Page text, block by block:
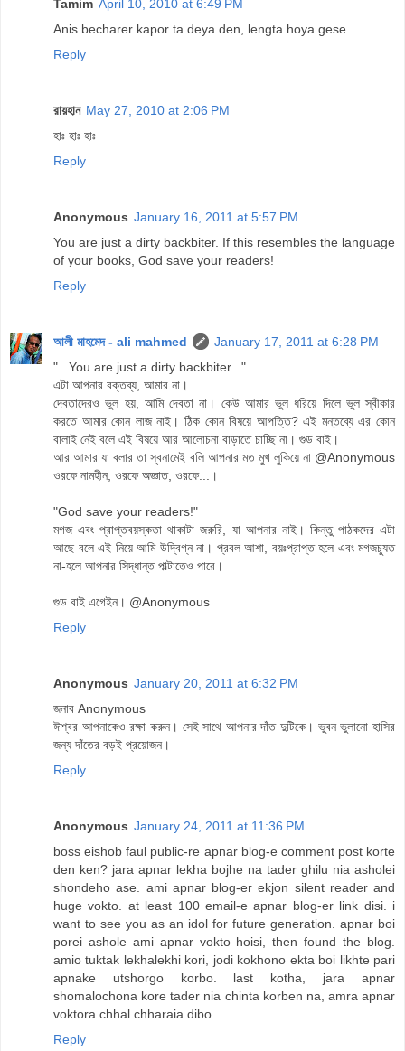
Tamim April 10, 2010 at 6:49 PM
Anis becharer kapor ta deya den, lengta hoya gese
Reply
রায়হান May 27, 2010 at 2:06 PM
হাঃ হাঃ হাঃ
Reply
Anonymous January 16, 2011 at 5:57 PM
You are just a dirty backbiter. If this resembles the language
of your books, God save your readers!
Reply
আলী মাহমেদ - ali mahmed
January 17, 2011 at 6:28 PM
"...You are just a dirty backbiter..."
এটা আপনার বক্তব্য, আমার না।
দেবতাদেরও ভুল হয়, আমি দেবতা না। কেউ আমার ভুল ধরিয়ে দিলে ভুল স্বীকার
করতে আমার কোন লাজ নাই। ঠিক কোন বিষয়ে আপত্তি? এই মন্তব্যে এর কোন
বালাই নেই বলে এই বিষয়ে আর আলোচনা বাড়াতে চাচ্ছি না। গুড বাই।
আর আমার যা বলার তা স্বনামেই বলি আপনার মত মুখ লুকিয়ে না @Anonymous
ওরফে নামহীন, ওরফে অজ্ঞাত, ওরফে...।
"God save your readers!"
মগজ এবং প্রাপ্তবয়স্কতা থাকাটা জরুরি, যা আপনার নাই। কিন্তু পাঠকদের এটা
আছে বলে এই নিয়ে আমি উদ্বিগ্ন না। প্রবল আশা, বয়ঃপ্রাপ্ত হলে এবং মগজচ্যুত
না-হলে আপনার সিদ্ধান্ত পাল্টাতেও পারে।
গুড বাই এগেইন। @Anonymous
Reply
Anonymous January 20, 2011 at 6:32 PM
জনাব Anonymous
ঈশ্বর আপনাকেও রক্ষা করুন। সেই সাথে আপনার দাঁত দুটিকে। ভুবন ভুলানো হাসির
জন্য দাঁতের বড়ই প্রয়োজন।
Reply
Anonymous January 24, 2011 at 11:36 PM
boss eishob faul public-re apnar blog-e comment post korte
den ken? jara apnar lekha bojhe na tader ghilu nia asholei
shondeho ase. ami apnar blog-er ekjon silent reader and
huge vokto. at least 100 email-e apnar blog-er link disi. i
want to see you as an idol for future generation. apnar boi
porei ashole ami apnar vokto hoisi, then found the blog.
amio tuktak lekhalekhi kori, jodi kokhono ekta boi likhte pari
apnake utshorgo korbo. last kotha, jara apnar
shomalochona kore tader nia chinta korben na, amra apnar
voktora chhal chharaia dibo.
Reply